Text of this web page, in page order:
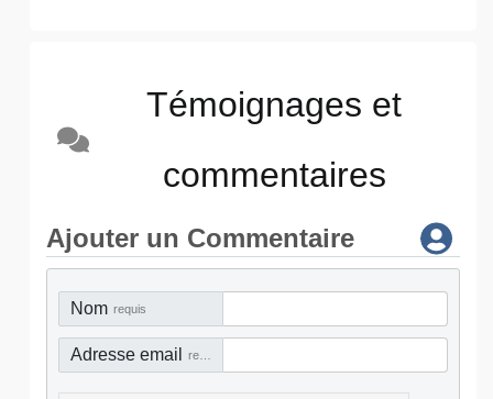
Témoignages et
commentaires
Ajouter un Commentaire
Nom requis
Adresse email